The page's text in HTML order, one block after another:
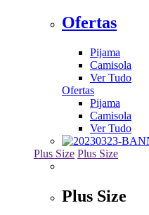
Ofertas
Pijama
Camisola
Ver Tudo
Ofertas
Pijama
Camisola
Ver Tudo
Plus Size Plus Size
Plus Size